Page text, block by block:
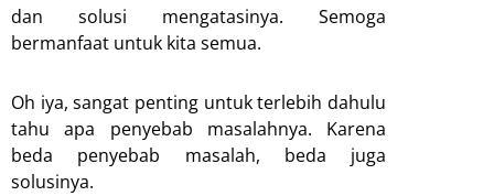
dan solusi mengatasinya. Semoga
bermanfaat untuk kita semua.
Oh iya, sangat penting untuk terlebih dahulu
tahu apa penyebab masalahnya. Karena
beda penyebab masalah, beda juga
solusinya.